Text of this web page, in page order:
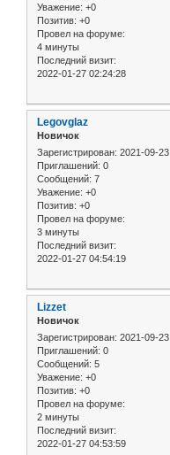
Уважение: +0
Позитив: +0
Провел на форуме:
4 минуты
Последний визит:
2022-01-27 02:24:28
Legovglaz
Новичок
Зарегистрирован: 2021-09-23
Приглашений: 0
Сообщений: 7
Уважение: +0
Позитив: +0
Провел на форуме:
3 минуты
Последний визит:
2022-01-27 04:54:19
Lizzet
Новичок
Зарегистрирован: 2021-09-23
Приглашений: 0
Сообщений: 5
Уважение: +0
Позитив: +0
Провел на форуме:
2 минуты
Последний визит:
2022-01-27 04:53:59